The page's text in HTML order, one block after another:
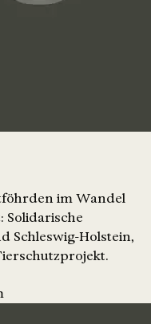
im Wandel
Solidarische
Schleswig-Holstein,